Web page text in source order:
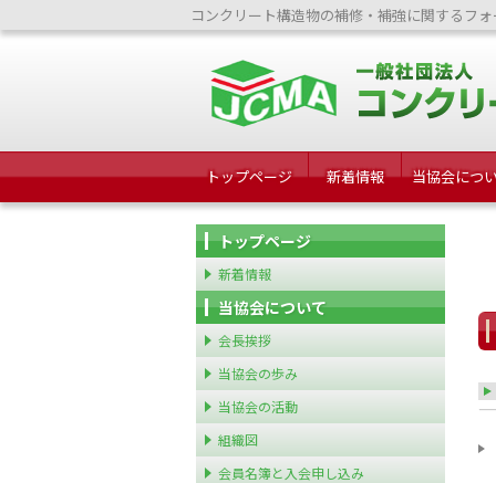
コンクリート構造物の補修・補強に関するフ
トップページ 新着情報 当協会につ
トップページ
新着情報
当協会について
会長挨拶
当協会の歩み
当協会の活動
組織図
会員名簿と入会申し込み